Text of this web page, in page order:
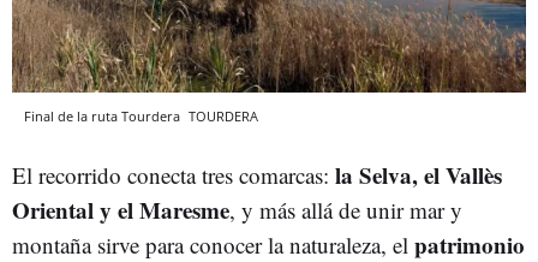
Final de la ruta Tourdera TOURDERA
El recorrido conecta tres comarcas: la Selva, el Vallès
Oriental y el Maresme, y más allá de unir mar y
montaña sirve para conocer la naturaleza, el patrimonio